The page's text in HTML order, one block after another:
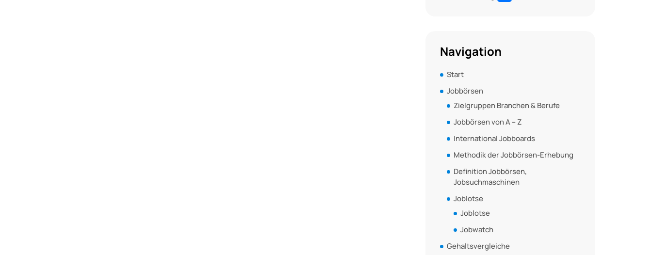
Navigation
Start
Jobbörsen
Zielgruppen Branchen & Berufe
Jobbörsen von A – Z
International Jobboards
Methodik der Jobbörsen-Erhebung
Definition Jobbörsen,
Jobsuchmaschinen
Joblotse
Joblotse
Jobwatch
Gehaltsvergleiche